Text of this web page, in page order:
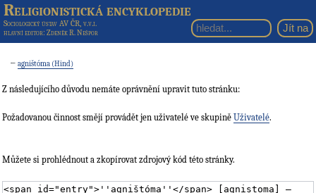
Religionistická encyklopedie
Sociologický ústav AV ČR, v.v.i.
hlavní editor: Zdeněk R. Nešpor
←agništóma (Hind)
Z následujícího důvodu nemáte oprávnění upravit tuto stránku:
Požadovanou činnost smějí provádět jen uživatelé ve skupině Uživatelé.
Můžete si prohlédnout a zkopírovat zdrojový kód této stránky.